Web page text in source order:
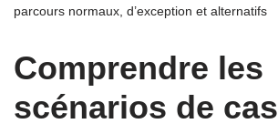
parcours normaux, d’exception et alternatifs
Comprendre les
scénarios de cas